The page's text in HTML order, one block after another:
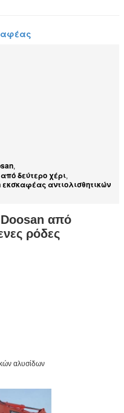
,
δεύτερο χέρι,
αντιολισθητικών
Doosan από
ρόδες
αλυσίδων